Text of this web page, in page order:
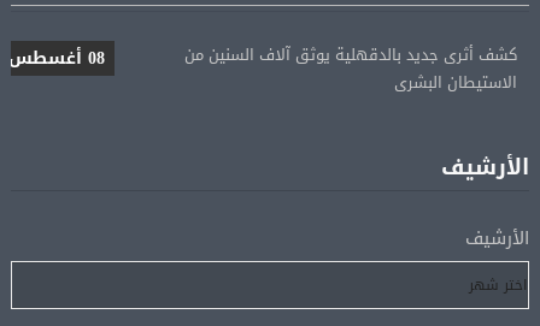
الاستيطان البشرى
المؤهلة لأولمبياد 2028
إسبانيا تعيد فرض الرقابة على حدودها مع إيطاليا وسط
خلاف متصاعد بشأن الهجرة
الأرشيف
الأرشيف